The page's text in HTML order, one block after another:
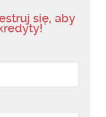
się, aby